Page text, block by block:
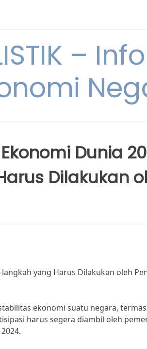
–
Dunia
Dilakukan
yang Harus Dilakukan oleh
ekonomi suatu negara,
harus segera diambil oleh